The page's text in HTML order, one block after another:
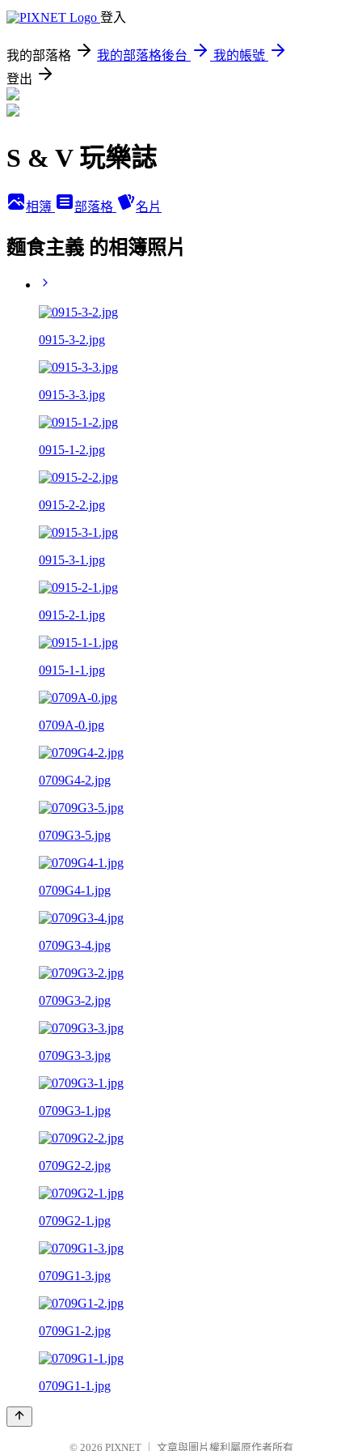
登入
我的部落格 我的部落格後台
我的帳號
登出
S & V 玩樂誌
相簿 部落格 名片
麵食主義 的相簿照片
0915-3-2.jpg
0915-3-3.jpg
0915-1-2.jpg
0915-2-2.jpg
0915-3-1.jpg
0915-2-1.jpg
0915-1-1.jpg
0709A-0.jpg
0709G4-2.jpg
0709G3-5.jpg
0709G4-1.jpg
0709G3-4.jpg
0709G3-2.jpg
0709G3-3.jpg
0709G3-1.jpg
0709G2-2.jpg
0709G2-1.jpg
0709G1-3.jpg
0709G1-2.jpg
0709G1-1.jpg
© 2026 PIXNET 文章與圖片權利屬原作者所有